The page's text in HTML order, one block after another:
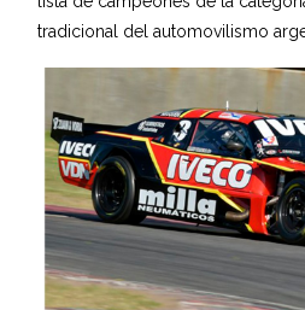
tradicional del automovilismo